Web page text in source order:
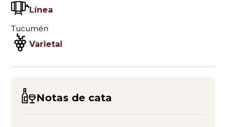
Línea
Tucumén
Varietal
Notas de cata